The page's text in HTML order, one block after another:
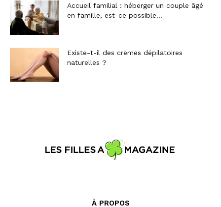
Accueil familial : héberger un couple âgé
en famille, est-ce possible...
Existe-t-il des crèmes dépilatoires
naturelles ?
À PROPOS